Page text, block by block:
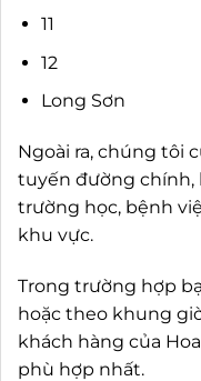
11
12
Long Sơn
Ngoài ra, chúng tôi
tuyến đường chính,
trường học, bệnh
khu vực.
Trong trường hợp
hoặc theo khung
khách hàng của
phù hợp nhất.